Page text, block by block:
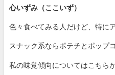
心いずみ（ここいず）
色々食べてみる人だけど、特に
スナック系ならポテチとポップ
私の味覚傾向についてはこちら